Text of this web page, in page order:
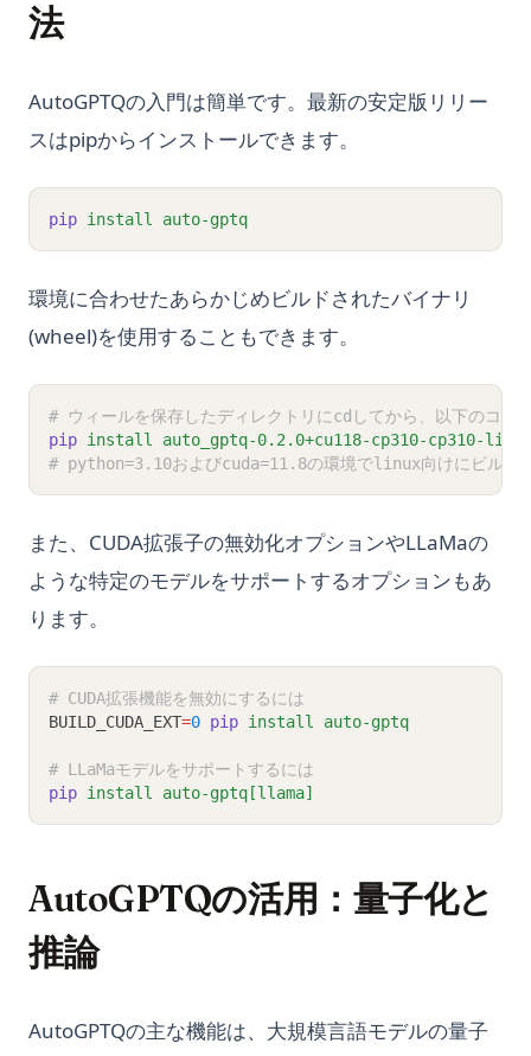
法
AutoGPTQの入門は簡単です。最新の安定版リリー
スはpipからインストールできます。
pip install auto-gptq
環境に合わせたあらかじめビルドされたバイナリ
(wheel)を使用することもできます。
# ウィールを保存したディレクトリにcdしてから、以下のコマ
pip install
auto_gptq-0.2.0+cu118-cp310-cp310-
# python=3.10およびcuda=11.8の環境でlinux向けにビル
また、CUDA拡張子の無効化オプションやLLaMaの
ような特定のモデルをサポートするオプションもあ
ります。
# CUDA拡張機能を無効にするには
BUILD_CUDA_EXT=0 pip install auto-gptq
# LLaMaモデルをサポートするには
pip install auto-gptq[llama]
AutoGPTQの活用：量子化と
推論
AutoGPTQの主な機能は、大規模言語モデルの量子